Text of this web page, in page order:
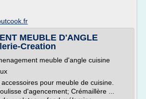
MEUBLE D'ANGLE
Creation
meuble d'angle cuisine
accessoires pour meuble de cuisine.
d'agencement; Crémaillère ...